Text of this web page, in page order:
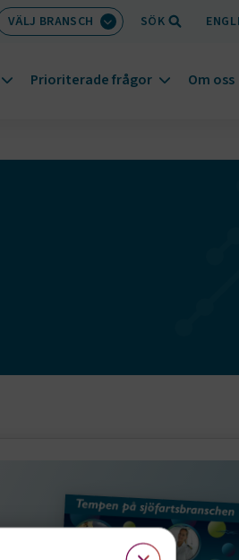
VÄLJ BRANSCH SÖK
Prioriterade frågor Om oss
×